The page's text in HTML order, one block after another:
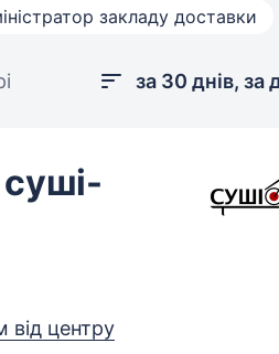
закладу доставки
за 30 днів, за
від центру